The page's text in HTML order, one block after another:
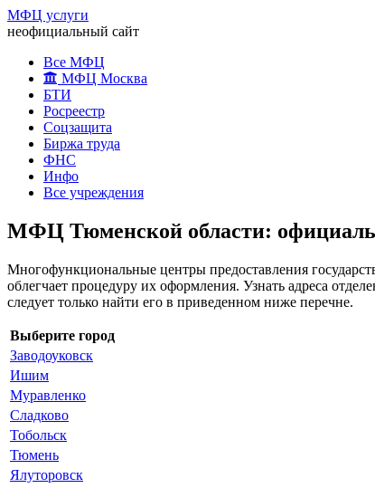
МФЦ услуги
неофициальный сайт
Все МФЦ
МФЦ Москва
БТИ
Росреестр
Соцзащита
Биржа труда
ФНС
Инфо
Все учреждения
МФЦ Тюменской области:
Многофункциональные центры предоставления
облегчает процедуру их оформления. Узнать адреса
следует только найти его в приведенном ниже перечне.
Выберите город
Заводоуковск
Ишим
Муравленко
Сладково
Тобольск
Тюмень
Ялуторовск